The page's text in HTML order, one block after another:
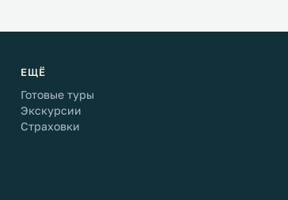
ЕЩЁ
Готовые туры
Экскурсии
Страховки